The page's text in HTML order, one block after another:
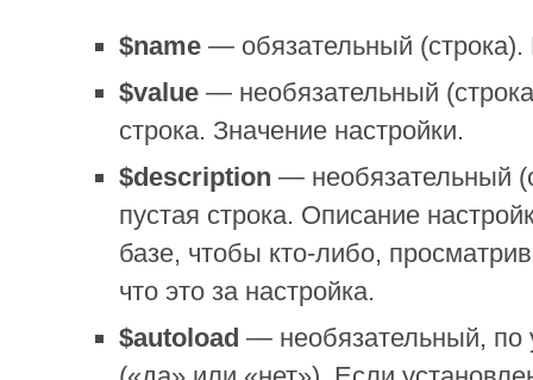
$name — обязательный (строка).
$value — необязательный
строка. Значение настройки.
$description — необязательный
пустая строка. Описание
базе, чтобы кто-либо,
что это за настройка.
$autoload — необязательный,